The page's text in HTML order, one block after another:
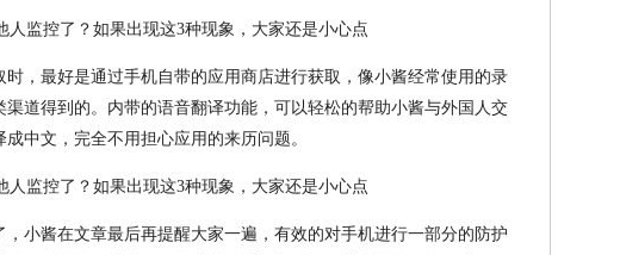
时，最好是通过手机自带的应用商店进行获取，像小酱经常使用的录
道得到的。内带的语音翻译功能，可以轻松的帮助小酱与外国人交
中文，完全不用担心应用的来历问题。
，小酱在文章最后再提醒大家一遍，有效的对手机进行一部分的防护